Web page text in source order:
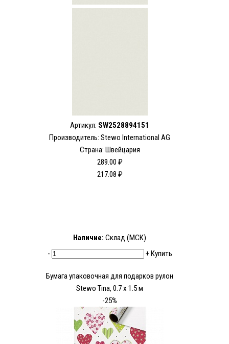
Артикул: SW2528894151
Производитель: Stewo International AG
Страна: Швейцария
289.00 ₽
217.08 ₽
Наличие: Склад (МСК)
-
+Купить
Бумага упаковочная для подарков рулон
Stewo Tina, 0.7 x 1.5 м
-25%